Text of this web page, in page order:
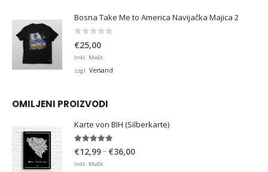
Bosna Take Me to America Navijačka Majica 2
€25,00
Inkl. MwSt.
zzgl. Versand
OMILJENI PROIZVODI
Karte von BIH (Silberkarte)
4.92 von 5
€12,99– €36,00Preisspanne:
Inkl. MwSt.